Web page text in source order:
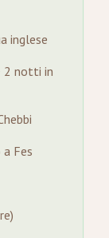
inglese
2 notti in
Fes